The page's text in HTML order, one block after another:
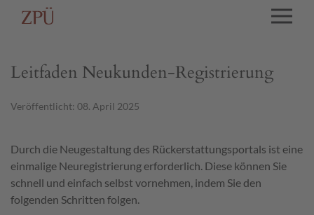
Leitfaden Neukunden-Registrierung
Veröffentlicht: 08. April 2025
Durch die Neugestaltung des Rückerstattungsportals ist eine
einmalige Neuregistrierung erforderlich. Diese können Sie
schnell und einfach selbst vornehmen, indem Sie den
folgenden Schritten folgen.